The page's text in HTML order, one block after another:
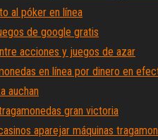
al póker en línea
de google gratis
acciones y juegos de azar
en línea por dinero en
auchan
gran victoria
aparejar máquinas